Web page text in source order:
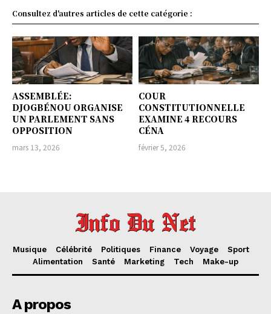
Consultez d'autres articles de cette catégorie :
ASSEMBLÉE:
DJOGBÉNOU ORGANISE
UN PARLEMENT SANS
OPPOSITION
mars 13, 2026
COUR
CONSTITUTIONNELLE
EXAMINE 4 RECOURS
CÉNA
février 5, 2026
Musique Célébrité Politiques Finance Voyage
Sport
Alimentation
Santé Marketing Tech Make-up
A propos